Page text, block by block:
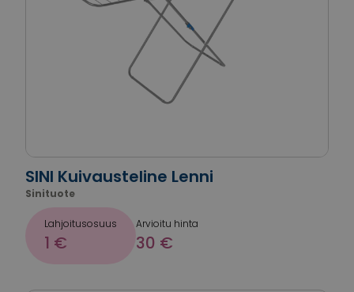
SINI Kuivausteline Lenni
Sinituote
Lahjoitusosuus
1 €
Arvioitu hinta
30 €